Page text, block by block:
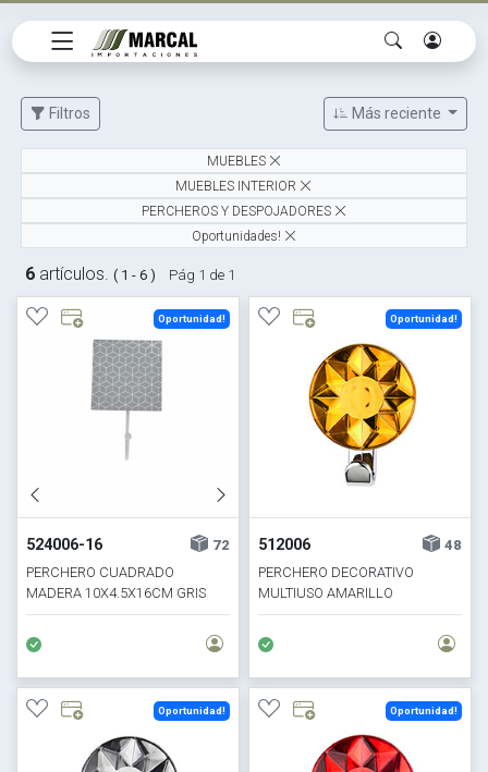
Filtros Más reciente
MUEBLES
MUEBLES INTERIOR
PERCHEROS Y DESPOJADORES
Oportunidades!
524006-16
72
PERCHERO CUADRADO
MADERA 10X4.5X16CM GRIS
Oportunidad!
512006
48
PERCHERO DECORATIVO
MULTIUSO AMARILLO
Oportunidad!
Oportunidad! Oportunidad!
6 artículos.( 1 - 6 ) Pág 1 de 1